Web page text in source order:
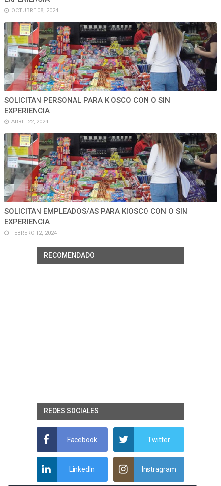
OCTUBRE 08, 2024
SOLICITAN PERSONAL PARA KIOSCO CON O SIN
EXPERIENCIA
ABRIL 22, 2024
SOLICITAN EMPLEADOS/AS PARA KIOSCO CON O SIN
EXPERIENCIA
FEBRERO 12, 2024
RECOMENDADO
REDES SOCIALES
Facebook Twitter
LinkedIn Instragram